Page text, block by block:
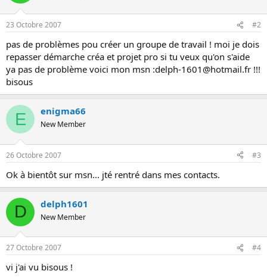
23 Octobre 2007 #2
pas de problèmes pou créer un groupe de travail ! moi je dois
repasser démarche créa et projet pro si tu veux qu'on s'aide
ya pas de problème voici mon msn :delph-1601@hotmail.fr !!!
bisous
E enigma66
New Member
26 Octobre 2007 #3
Ok à bientôt sur msn... jté rentré dans mes contacts.
D delph1601
New Member
27 Octobre 2007 #4
vi j'ai vu bisous !